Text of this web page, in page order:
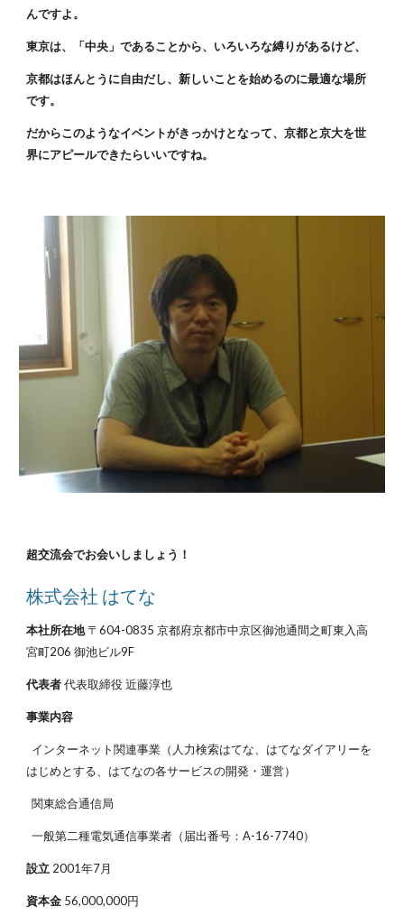
んですよ。
東京は、「中央」であることから、いろいろな縛りがあるけど、
京都はほんとうに自由だし、新しいことを始めるのに最適な場所
です。
だからこのようなイベントがきっかけとなって、京都と京大を世
界にアピールできたらいいですね。
超交流会でお会いしましょう！
株式会社 はてな
本社所在地〒604-0835 京都府京都市中京区御池通間之町東入高
宮町206 御池ビル9F
代表者代表取締役 近藤淳也
事業内容
インターネット関連事業（人力検索はてな、はてなダイアリーを
はじめとする、はてなの各サービスの開発・運営）
関東総合通信局
一般第二種電気通信事業者（届出番号：A-16-7740）
設立 2001年7月
資本金 56,000,000円